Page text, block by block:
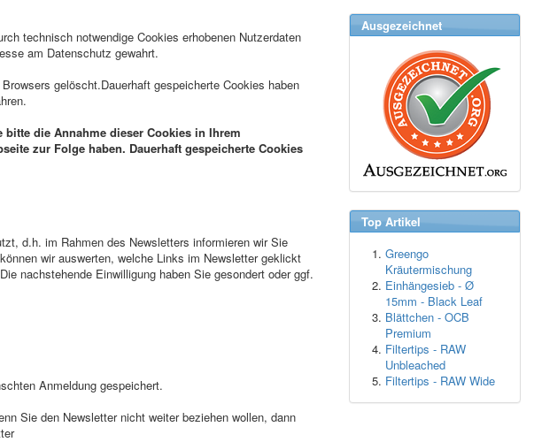
technisch notwendige Cookies erhobenen Nutzerdaten
am Datenschutz gewahrt.
gelöscht.Dauerhaft gespeicherte Cookies haben
die Annahme dieser Cookies in Ihrem
zur Folge haben. Dauerhaft gespeicherte Cookies
d.h. im Rahmen des Newsletters informieren wir Sie
wir auswerten, welche Links im Newsletter geklickt
nachstehende Einwilligung haben Sie gesondert oder ggf.
Anmeldung gespeichert.
Sie den Newsletter nicht weiter beziehen wollen, dann
Ausgezeichnet
Top Artikel
Greengo
Kräutermischung
Einhängesieb - Ø
15mm - Black Leaf
Blättchen - OCB
Premium
Filtertips - RAW
Unbleached
Filtertips - RAW Wide